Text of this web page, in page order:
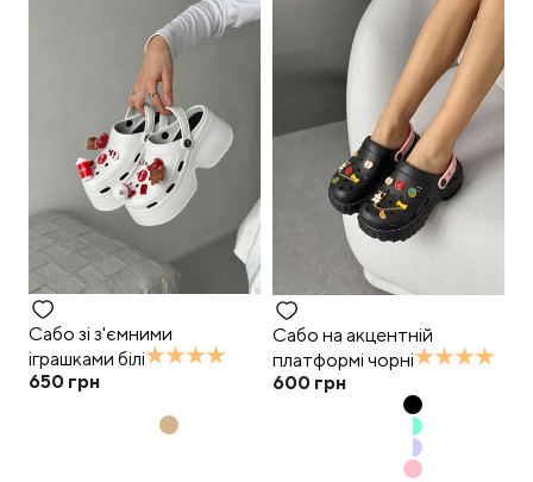
Сабо зі з'ємними
іграшками білі
650 грн
Сабо на акцентній
платформі чорні
600 грн